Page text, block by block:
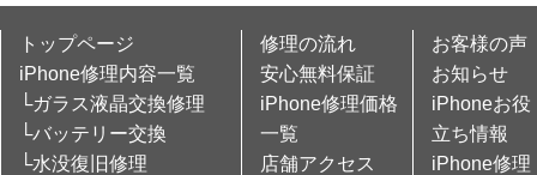
トップページ
iPhone修理内容一覧
└ガラス液晶交換修理
└バッテリー交換
└水没復旧修理
修理の流れ
安心無料保証
iPhone修理価格
一覧
店舗アクセス
お客様の声
お知らせ
iPhoneお役
立ち情報
iPhone修理